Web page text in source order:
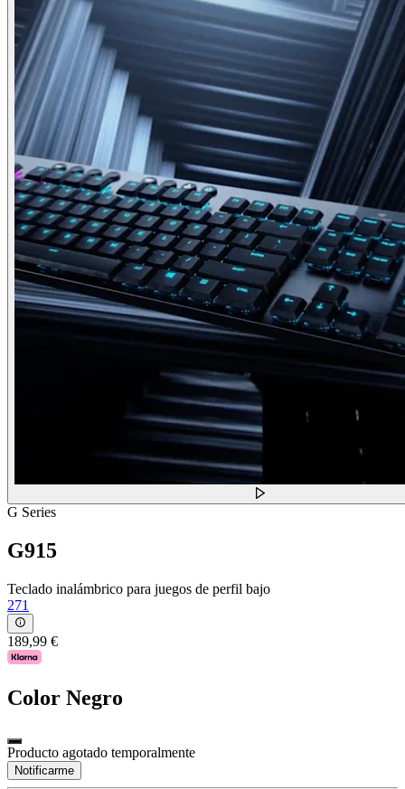
G Series
G915
Teclado inalámbrico para juegos de perfil bajo
271
189,99 €
Color Negro
Producto agotado temporalmente
Notificarme